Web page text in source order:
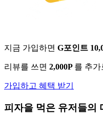
지금 가입하면 G포인트
리뷰를 쓰면 2,000P 를 추
가입하고 혜택 받기
피자을 먹은 유저들의